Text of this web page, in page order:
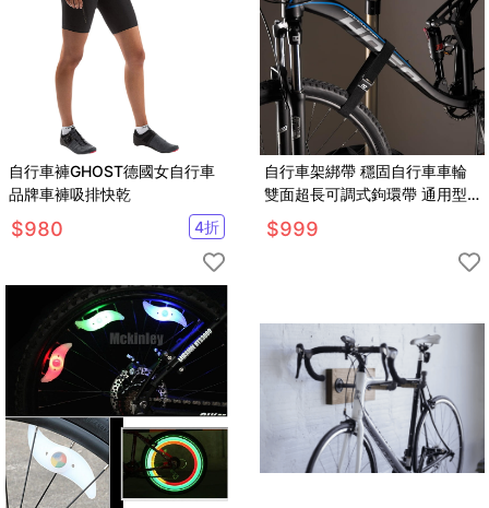
自行車褲GHOST德國女自行車
品牌車褲吸排快乾
$980 4折
自行車架綁帶 穩固自行車車輪
雙面超長可調式鉤環帶 通用型
自行車 2件組
$999